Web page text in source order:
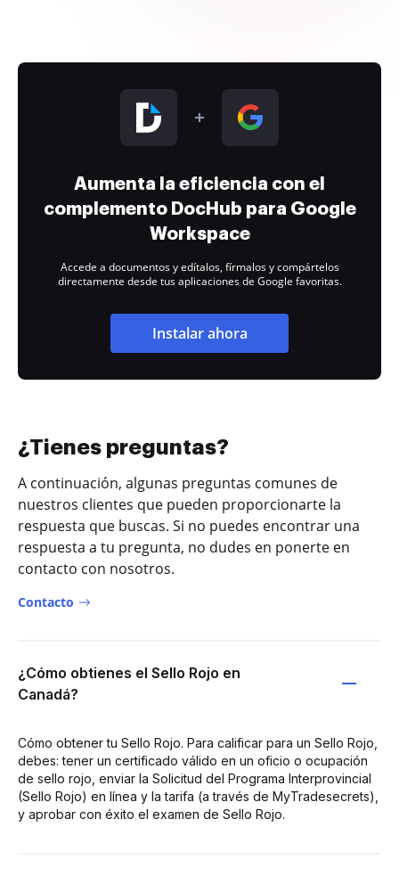
Aumenta la eficiencia con el
complemento DocHub para Google
Workspace
Accede a documentos y edítalos, fírmalos y compártelos
directamente desde tus aplicaciones de Google favoritas.
Instalar ahora
¿Tienes preguntas?
A continuación, algunas preguntas comunes de
nuestros clientes que pueden proporcionarte la
respuesta que buscas. Si no puedes encontrar una
respuesta a tu pregunta, no dudes en ponerte en
contacto con nosotros.
Contacto
¿Cómo obtienes el Sello Rojo en
Canadá?
Cómo obtener tu Sello Rojo. Para calificar para un Sello Rojo,
debes: tener un certificado válido en un oficio o ocupación
de sello rojo, enviar la Solicitud del Programa Interprovincial
(Sello Rojo) en línea y la tarifa (a través de MyTradesecrets),
y aprobar con éxito el examen de Sello Rojo.